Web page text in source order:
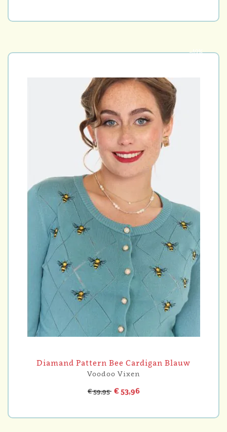
-10%
Diamand Pattern Bee Cardigan Blauw
Voodoo Vixen
€ 59,95 € 53,96